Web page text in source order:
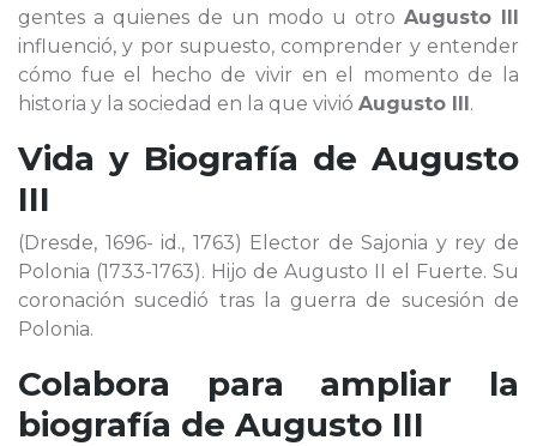
gentes a quienes de un modo u otro Augusto III
influenció, y por supuesto, comprender y entender
cómo fue el hecho de vivir en el momento de la
historia y la sociedad en la que vivió Augusto III.
Vida y Biografía de Augusto
III
(Dresde, 1696- id., 1763) Elector de Sajonia y rey de
Polonia (1733-1763). Hijo de Augusto II el Fuerte. Su
coronación sucedió tras la guerra de sucesión de
Polonia.
Colabora para ampliar la
biografía de Augusto III